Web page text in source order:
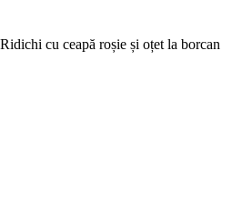
Ridichi cu ceapă roșie și oțet la borcan